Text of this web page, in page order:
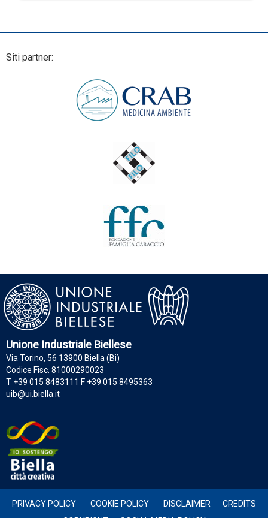
Siti partner:
Unione Industriale Biellese
Via Torino, 56 13900 Biella (Bi)
Codice Fisc. 81000290023
T +39 015 8483111 F +39 015 8495363
uib@ui.biella.it
PRIVACY POLICY COOKIE POLICY DISCLAIMER
CREDITS